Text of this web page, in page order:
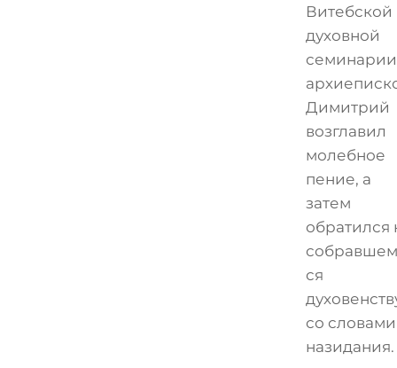
Витебской
духовной
семинарии
Димитрий
возглавил
молебное
пение, а
затем
обратился
ся
со словами
назидания.